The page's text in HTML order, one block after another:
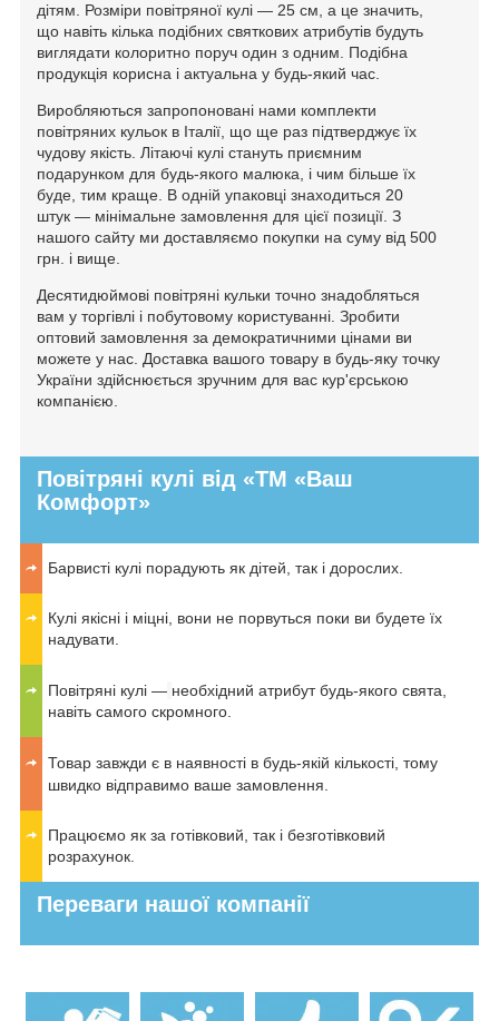
дітям. Розміри повітряної кулі — 25 см, а це значить,
що навіть кілька подібних святкових атрибутів будуть
виглядати колоритно поруч один з одним. Подібна
продукція корисна і актуальна у будь-який час.
Виробляються запропоновані нами комплекти
повітряних кульок в Італії, що ще раз підтверджує їх
чудову якість. Літаючі кулі стануть приємним
подарунком для будь-якого малюка, і чим більше їх
буде, тим краще. В одній упаковці знаходиться 20
штук — мінімальне замовлення для цієї позиції. З
нашого сайту ми доставляємо покупки на суму від 500
грн. і вище.
Десятидюймові повітряні кульки точно знадобляться
вам у торгівлі і побутовому користуванні. Зробити
оптовий замовлення за демократичними цінами ви
можете у нас. Доставка вашого товару в будь-яку точку
України здійснюється зручним для вас кур'єрською
компанією.
Повітряні кулі від «ТМ «Ваш
Комфорт»
Барвисті кулі порадують як дітей, так і дорослих.
Кулі якісні і міцні, вони не порвуться поки ви будете їх
надувати.
Повітряні кулі — необхідний атрибут будь-якого свята,
навіть самого скромного.
Товар завжди є в наявності в будь-якій кількості, тому
швидко відправимо ваше замовлення.
Працюємо як за готівковий, так і безготівковий
розрахунок.
Переваги нашої компанії